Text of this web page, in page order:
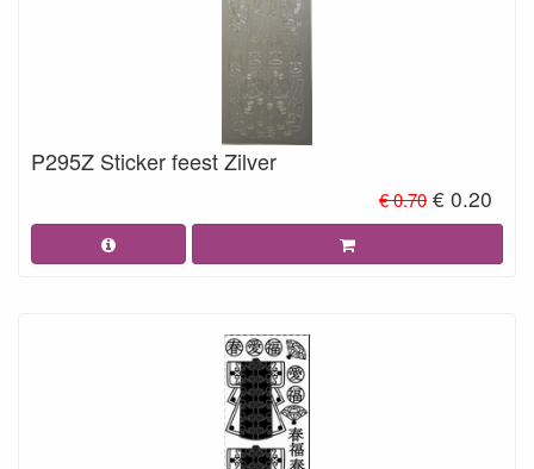
P295Z Sticker feest Zilver
€ 0.70 € 0.20